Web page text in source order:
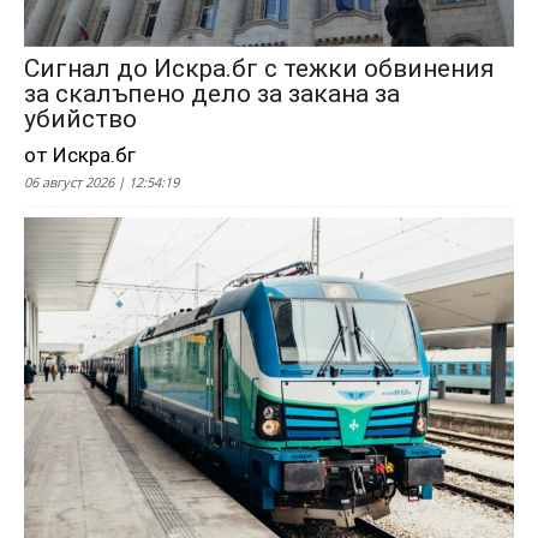
Сигнал до Искра.бг с тежки обвинения
за скалъпено дело за закана за
убийство
от Искра.бг
06 август 2026 | 12:54:19